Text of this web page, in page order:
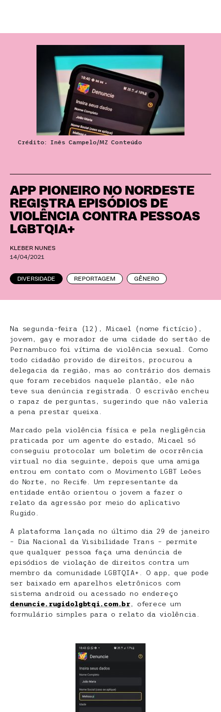
APP PIONEIRO NO NORDESTE
REGISTRA EPISÓDIOS DE
VIOLÊNCIA CONTRA PESSOAS
LGBTQIA+
KLEBER NUNES
14/04/2021
DIVERSIDADE REPORTAGEM GÊNERO
Crédito: Inês Campelo/MZ Conteúdo
Na segunda-feira (12), Micael (nome fictício),
jovem, gay e morador de uma cidade do sertão de
Pernambuco foi vítima de violência sexual. Como
todo cidadão provido de direitos, procurou a
delegacia da região, mas ao contrário dos demais
que foram recebidos naquele plantão, ele não
teve sua denúncia registrada. O escrivão encheu
o rapaz de perguntas, sugerindo que não valeria
a pena prestar queixa.
Marcado pela violência física e pela negligência
praticada por um agente do estado, Micael só
conseguiu protocolar um boletim de ocorrência
virtual no dia seguinte, depois que uma amiga
entrou em contato com o Movimento LGBT Leões
do Norte, no Recife. Um representante da
entidade então orientou o jovem a fazer o
relato da agressão por meio do aplicativo
Rugido.
A plataforma lançada no último dia 29 de janeiro
– Dia Nacional da Visibilidade Trans – permite
que qualquer pessoa faça uma denúncia de
episódios de violação de direitos contra um
membro da comunidade LGBTQIA+. O app, que pode
ser baixado em aparelhos eletrônicos com
sistema android ou acessado no endereço
denuncie.rugidolgbtqi.com.br, oferece um
formulário simples para o relato da violência.